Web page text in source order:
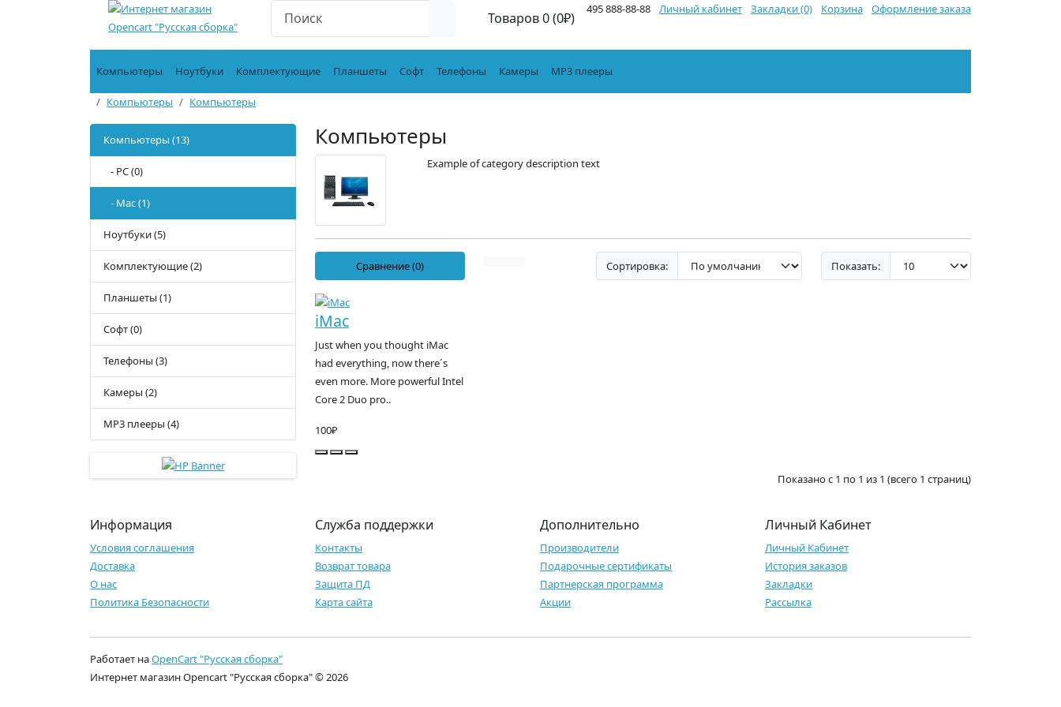
495 888-88-88 Личный кабинет Закладки (0) Корзина Оформление заказа
Товаров 0 (0₽)
Компьютеры Ноутбуки Комплектующие Планшеты Софт Телефоны Камеры MP3 плееры
Компьютеры Компьютеры
Компьютеры (13)
- PC (0)
- Mac (1)
Ноутбуки (5)
Комплектующие (2)
Планшеты (1)
Софт (0)
Телефоны (3)
Камеры (2)
MP3 плееры (4)
Компьютеры
Example of category description text
Сравнение (0) Сортировка: Показать:
iMac
Just when you thought iMac
had everything, now there´s
even more. More powerful Intel
Core 2 Duo pro..
100₽
Показано с 1 по 1 из 1 (всего 1 страниц)
Информация
Условия соглашения
Доставка
О нас
Политика Безопасности
Служба поддержки
Контакты
Возврат товара
Защита ПД
Карта сайта
Дополнительно
Производители
Подарочные сертификаты
Партнерская программа
Акции
Личный Кабинет
Личный Кабинет
История заказов
Закладки
Рассылка
Работает наOpenCart "Русская сборка"
Интернет магазин Opencart "Русская сборка" © 2026